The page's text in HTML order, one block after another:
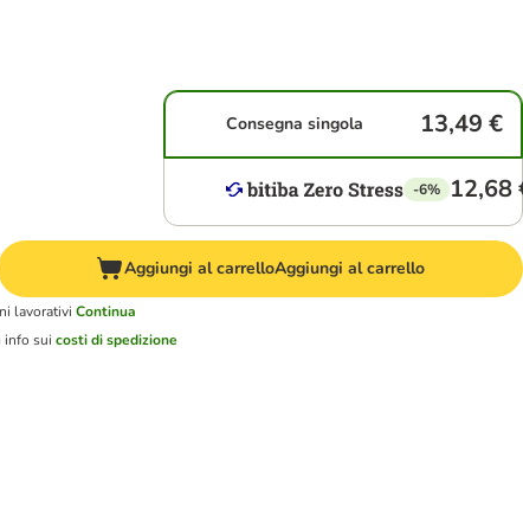
Consegna singola 13,49 €
-6% 12,68
Aggiungi al carrelloAggiungi al carrello
lavorativi Continua
info suicosti di spedizione